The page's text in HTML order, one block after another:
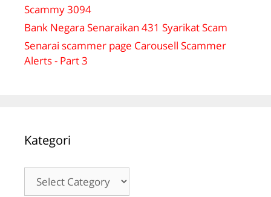
Scammy 3094
Bank Negara Senaraikan 431 Syarikat Scam
Senarai scammer page Carousell Scammer
Alerts - Part 3
Kategori